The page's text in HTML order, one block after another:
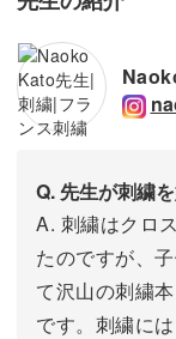
Q. 先生が刺繍
A. 刺繍はクロ
たのですが、
て沢山の刺繍
です。刺繍に